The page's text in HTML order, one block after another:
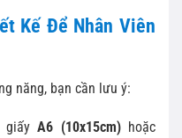
Kế Để Nhân Viên
năng, bạn cần lưu ý:
A6 (10x15cm)hoặc